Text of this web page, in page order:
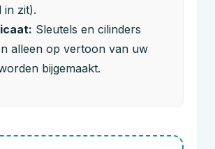
in zit).
Sleutels en cilinders
alleen op vertoon van uw
bijgemaakt.